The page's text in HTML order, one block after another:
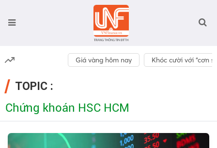
Giá vàng hôm nay Khóc cười với “cơn
TOPIC :
Chứng khoán HSC HCM